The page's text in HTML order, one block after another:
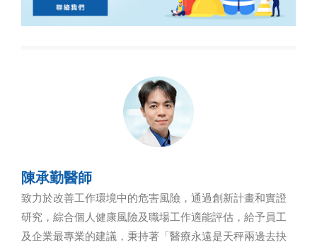
陳承勤醫師
致力於改善工作環境中的危害風險，通過創新計畫和實證
研究，綜合個人健康風險及職場工作適能評估，給予員工
及企業最專業的建議，秉持著「醫療永遠是天秤兩邊去抉